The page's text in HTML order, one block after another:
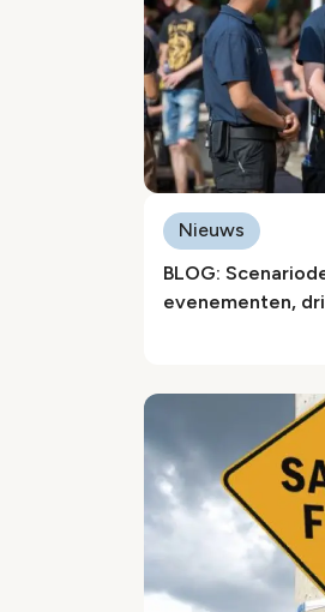
BLOG:
evenementen,
Nieuws